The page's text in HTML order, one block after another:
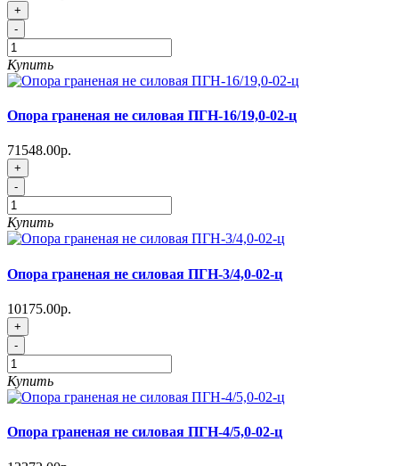
+
-
Купить
Опора граненая не силовая ПГН-16/19,0-02-ц
71548.00р.
+
-
Купить
Опора граненая не силовая ПГН-3/4,0-02-ц
10175.00р.
+
-
Купить
Опора граненая не силовая ПГН-4/5,0-02-ц